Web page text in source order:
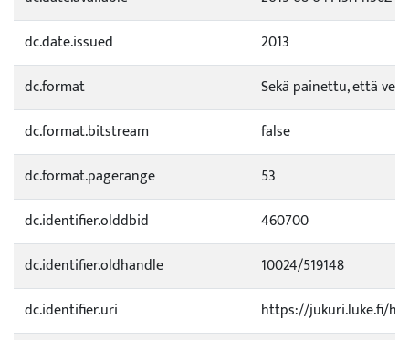
dc.date.issued
2013
dc.format
Sekä painettu, että
dc.format.bitstream
false
dc.format.pagerange
53
dc.identifier.olddbid
460700
dc.identifier.oldhandle
10024/519148
dc.identifier.uri
https://jukuri.luke.fi/